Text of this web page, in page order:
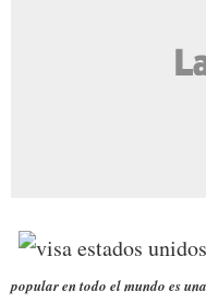
popular en todo el mundo es